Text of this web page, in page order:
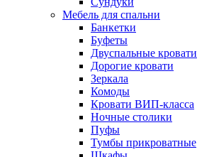
Мебель для спальни
Банкетки
Буфеты
Двуспальные кровати
Дорогие кровати
Зеркала
Комоды
Кровати ВИП-класса
Ночные столики
Пуфы
Тумбы прикроватные